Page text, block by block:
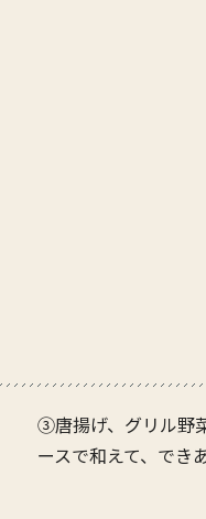
③唐揚げ、グリル野
ースで和えて、でき